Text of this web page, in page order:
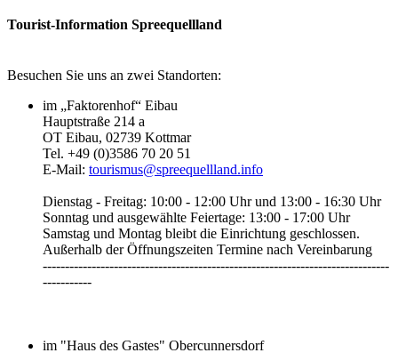
Tourist-Information Spreequellland
Besuchen Sie uns an zwei Standorten:
im „Faktorenhof“ Eibau
Hauptstraße 214 a
OT Eibau, 02739 Kottmar
Tel. +49 (0)3586 70 20 51
E-Mail: tourismus@spreequellland.info
Dienstag - Freitag: 10:00 - 12:00 Uhr und 13:00 - 16:30 Uhr
Sonntag und ausgewählte Feiertage: 13:00 - 17:00 Uhr
Samstag und Montag bleibt die Einrichtung geschlossen.
Außerhalb der Öffnungszeiten Termine nach Vereinbarung
------------------------------------------------------------------------------
-----------‎
im "Haus des Gastes" Obercunnersdorf